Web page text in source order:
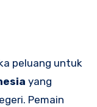
peluang untuk
yang
Pemain